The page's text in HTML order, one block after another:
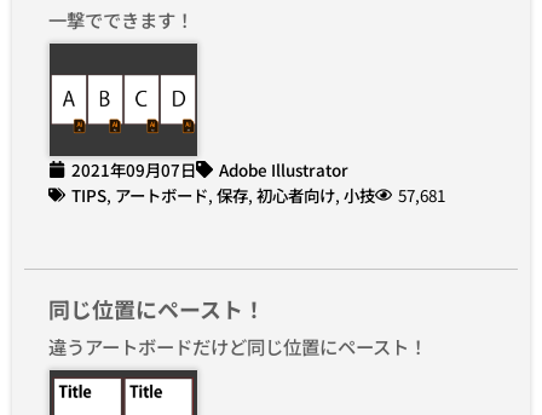
一撃でできます！
2021年09月07日
Adobe Illustrator
TIPS, アートボード, 保存, 初心者向け, 小技 57,681
同じ位置にペースト！
違うアートボードだけど同じ位置にペースト！